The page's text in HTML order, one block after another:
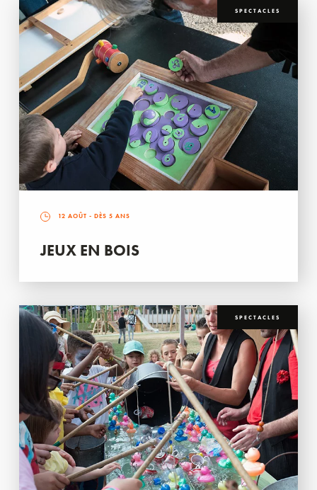
SPECTACLES
12 AOÛT - DÈS 5 ANS
JEUX EN BOIS
SPECTACLES